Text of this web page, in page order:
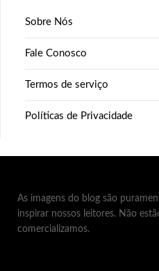
Sobre Nós
Fale Conosco
Termos de serviço
Políticas de Privacidade
As imagens do blog são
inspirar nossos leitores. Não
comercializamos.